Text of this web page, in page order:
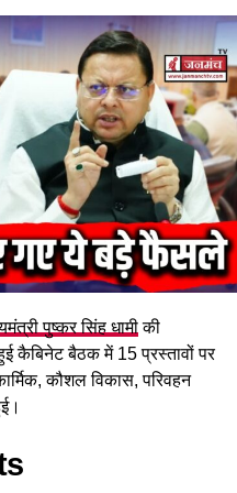
वाहनपापड़गाड़के समीप पहुँचा,
खाई और उफनती गंगा नदी की
पिकअप सीधे ढलान के मुहाने पर
खिसक जाता, तो बड़ा हादसा
का त्वरित
स्थानीय ग्रामीणों ने तुरंत राहत
सूचित किया। सूचना मिलते ही
की टीम बिना देरी किए
की मदद से खाई की ओर लटके
पुष्कर सिंह धामीकी
कैबिनेट बैठक में 15 प्रस्तावों पर
कौशल विकास, परिवहन